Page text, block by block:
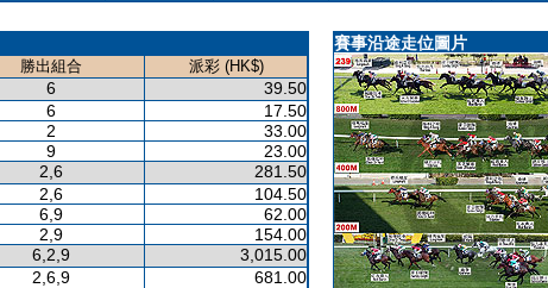
勝出組合
派彩 (HK$)
6 39.50
6
17.50
2
33.00
9
23.00
2,6 281.50
2,6
104.50
6,9
62.00
2,9
154.00
6,2,9 3,015.00
2,6,9 681.00
賽事沿途走位圖片